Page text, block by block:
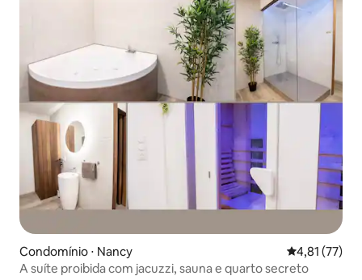
Condomínio ⋅ Nancy 4,81 de uma
4,81 (77)
A suíte proibida com jacuzzi, sauna e quarto secreto